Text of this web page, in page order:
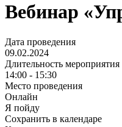
Вебинар
Дата проведения
09.02.2024
Длительность мероприятия
14:00 - 15:30
Место проведения
Онлайн
Я пойду
Сохранить в календаре